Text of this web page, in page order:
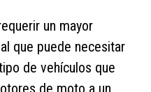
un mayor
que puede necesitar
de vehículos que
de moto a un